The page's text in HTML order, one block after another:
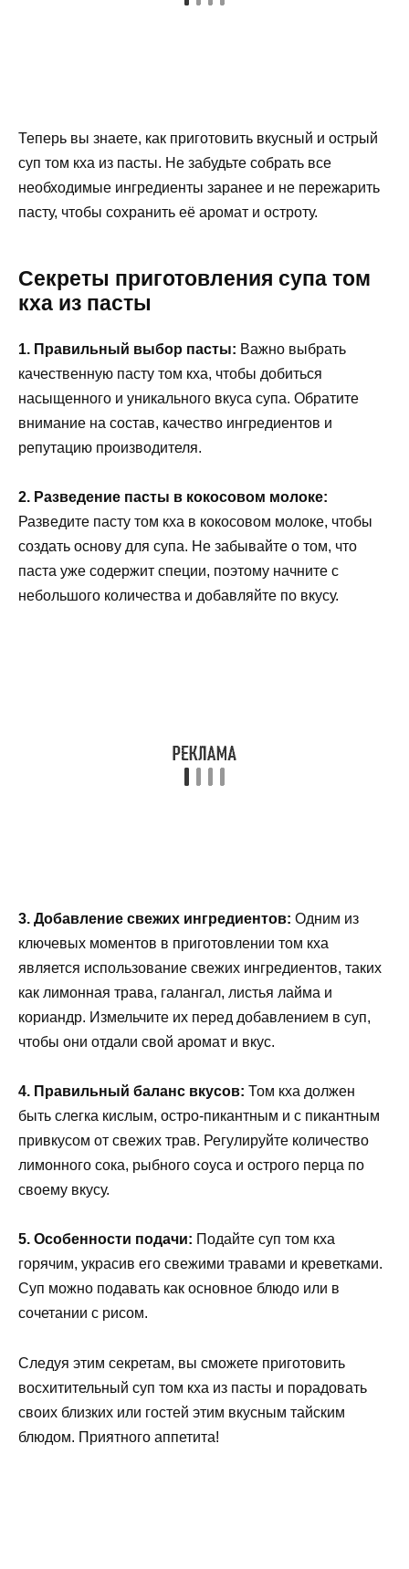
Теперь вы знаете, как приготовить вкусный и острый
суп том кха из пасты. Не забудьте собрать все
необходимые ингредиенты заранее и не пережарить
пасту, чтобы сохранить её аромат и остроту.
Секреты приготовления супа том
кха из пасты
1. Правильный выбор пасты: Важно выбрать
качественную пасту том кха, чтобы добиться
насыщенного и уникального вкуса супа. Обратите
внимание на состав, качество ингредиентов и
репутацию производителя.
2. Разведение пасты в кокосовом молоке:
Разведите пасту том кха в кокосовом молоке, чтобы
создать основу для супа. Не забывайте о том, что
паста уже содержит специи, поэтому начните с
небольшого количества и добавляйте по вкусу.
3. Добавление свежих ингредиентов: Одним из
ключевых моментов в приготовлении том кха
является использование свежих ингредиентов, таких
как лимонная трава, галангал, листья лайма и
кориандр. Измельчите их перед добавлением в суп,
чтобы они отдали свой аромат и вкус.
4. Правильный баланс вкусов: Том кха должен
быть слегка кислым, остро-пикантным и с пикантным
привкусом от свежих трав. Регулируйте количество
лимонного сока, рыбного соуса и острого перца по
своему вкусу.
5. Особенности подачи: Подайте суп том кха
горячим, украсив его свежими травами и креветками.
Суп можно подавать как основное блюдо или в
сочетании с рисом.
Следуя этим секретам, вы сможете приготовить
восхитительный суп том кха из пасты и порадовать
своих близких или гостей этим вкусным тайским
блюдом. Приятного аппетита!